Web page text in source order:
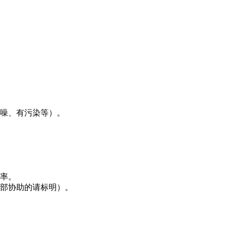
、有污染等）。
。
协助的请标明）。